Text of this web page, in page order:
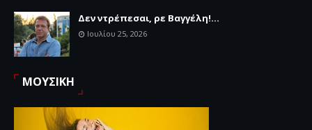
Δεν ντρέπεσαι, ρε Βαγγέλη!...
Ιουλίου 25, 2026
ΜΟΥΣΙΚΗ